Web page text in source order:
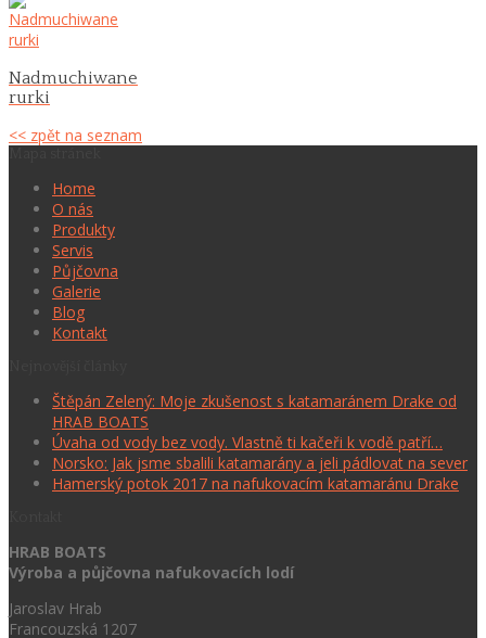
Nadmuchiwane
rurki
<< zpět na seznam
Home
O nás
Produkty
Servis
Půjčovna
Galerie
Blog
Kontakt
Štěpán Zelený: Moje zkušenost s katamaránem Drake od
HRAB BOATS
Úvaha od vody bez vody. Vlastně ti kačeři k vodě patří…
Norsko: Jak jsme sbalili katamarány a jeli pádlovat na sever
Hamerský potok 2017 na nafukovacím katamaránu Drake
HRAB BOATS
Výroba a půjčovna nafukovacích lodí
Jaroslav Hrab
Francouzská 1207